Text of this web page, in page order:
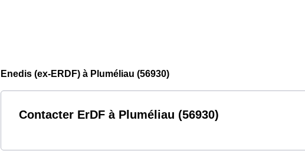
Enedis (ex-ERDF) à Pluméliau (56930)
Contacter ErDF à Pluméliau (56930)